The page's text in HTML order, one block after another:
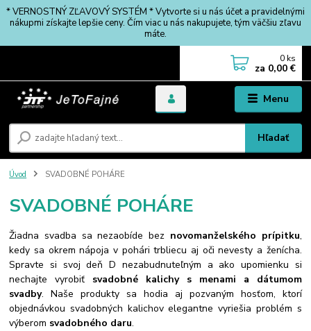
* VERNOSTNÝ ZĽAVOVÝ SYSTÉM * Vytvorte si u nás účet a pravidelnými
nákupmi získajte lepšie ceny. Čím viac u nás nakupujete, tým väčšiu zľavu
máte.
Menu
Hľadať
0 ks
za 0,00 €
Úvod SVADOBNÉ POHÁRE
SVADOBNÉ POHÁRE
Žiadna svadba sa nezaobíde bez novomanželského prípitku,
kedy sa okrem nápoja v pohári trbliecu aj oči nevesty a ženícha.
Spravte si svoj deň D nezabudnuteľným a ako upomienku si
nechajte vyrobiť svadobné kalichy s menami a dátumom
svadby. Naše produkty sa hodia aj pozvaným hosťom, ktorí
objednávkou svadobných kalichov elegantne vyriešia problém s
výberom svadobného daru.